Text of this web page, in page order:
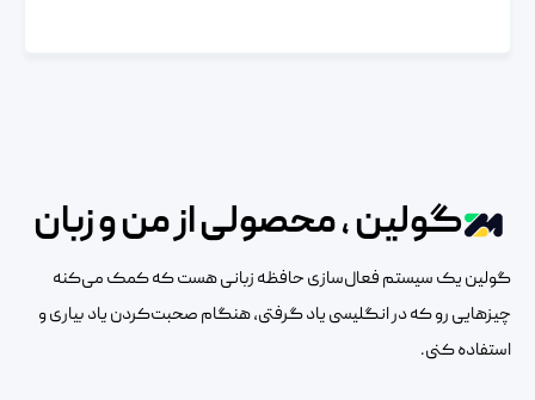
گولین ، محصولی از من و زبان
گولین یک سیستم فعال‌سازی حافظه زبانی هست که کمک می‌کنه
چیزهایی رو که در انگلیسی یاد گرفتی، هنگام صحبت‌کردن یاد بیاری و
استفاده کنی.